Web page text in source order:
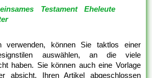
Testament Eheleute
verwenden, können Sie taktlos einer
auswählen, an die viele
haben. Sie können auch eine Vorlage
absicht, Ihren Artikel abgeschlossen